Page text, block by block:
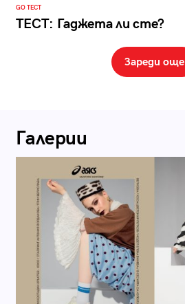
GO ТЕСТ
ТЕСТ: Гаджета ли сте?
Зареди още
Галерии